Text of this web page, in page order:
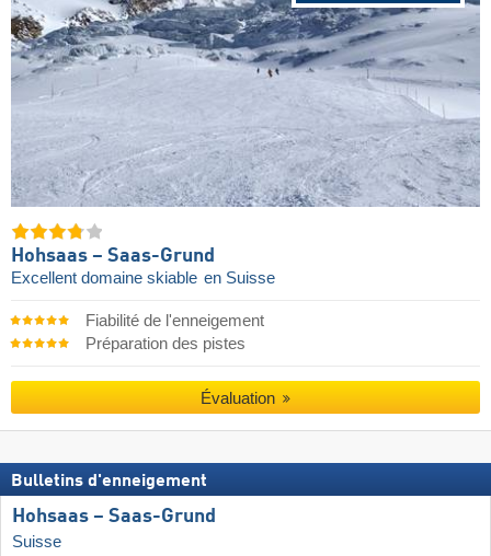
Hohsaas – Saas-Grund
Excellent domaine skiable en Suisse
Fiabilité de l'enneigement
Préparation des pistes
Évaluation
Bulletins d'enneigement
Hohsaas – Saas-Grund
Suisse